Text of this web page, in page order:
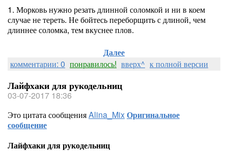
1. Морковь нужно резать длинной соломкой и ни в коем
случае не тереть. Не бойтесь переборщить с длиной, чем
длиннее соломка, тем вкуснее плов.
Далее
комментарии: 0 понравилось! вверх^ к полной версии
Лайфхаки для рукодельниц
03-07-2017 18:36
Это цитата сообщенияAlina_MixОригинальное
сообщение
Лайфхаки для рукодельниц